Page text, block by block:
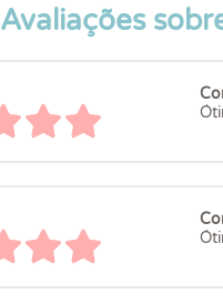
Avaliações